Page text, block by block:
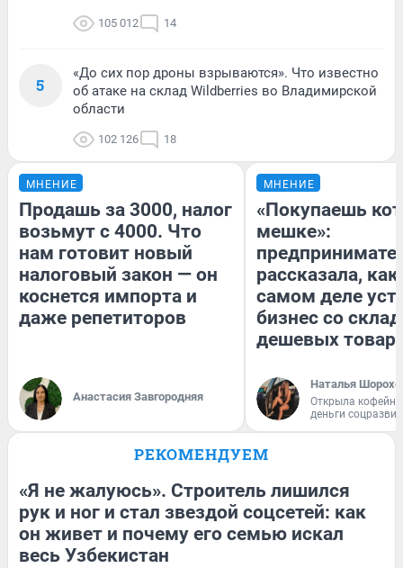
105 012 14
5
«До сих пор дроны взрываются». Что известно
об атаке на склад Wildberries во Владимирской
области
102 126 18
МНЕНИЕ
Продашь за 3000, налог
возьмут с 4000. Что
нам готовит новый
налоговый закон — он
коснется импорта и
даже репетиторов
Анастасия Завгородняя
МНЕНИЕ
«Покупаешь
мешке»:
рассказала, как
самом деле
бизнес со
дешевых
Наталья
Открыла
деньги
РЕКОМЕНДУЕМ
«Я не жалуюсь». Строитель лишился
рук и ног и стал звездой соцсетей: как
он живет и почему его семью искал
весь Узбекистан